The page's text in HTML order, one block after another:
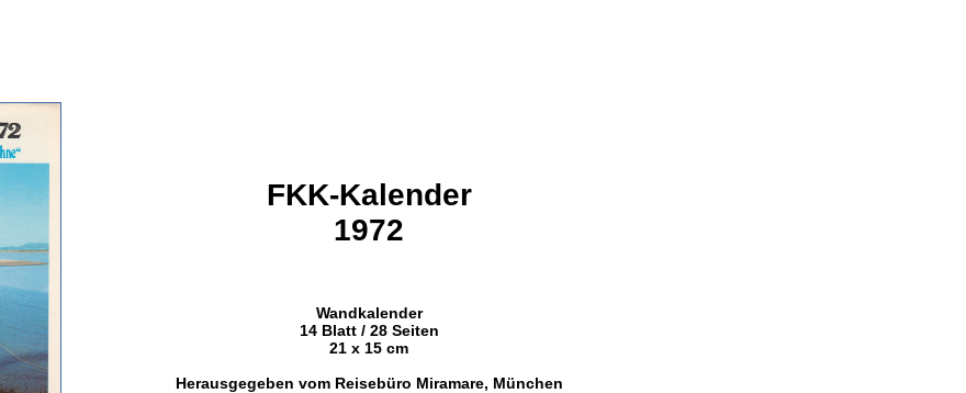
FKK-Kalender
1972
Wandkalender
14 Blatt / 28 Seiten
21 x 15 cm
Herausgegeben vom Reisebüro Miramare, München